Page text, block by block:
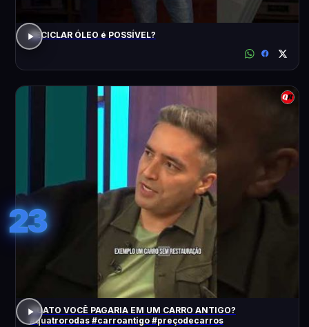
RECICLAR ÓLEO é POSSÍVEL?
23
QUATO VOCÊ PAGARIA EM UM CARRO ANTIGO?
#quatrorodas #carroantigo #preçodecarros